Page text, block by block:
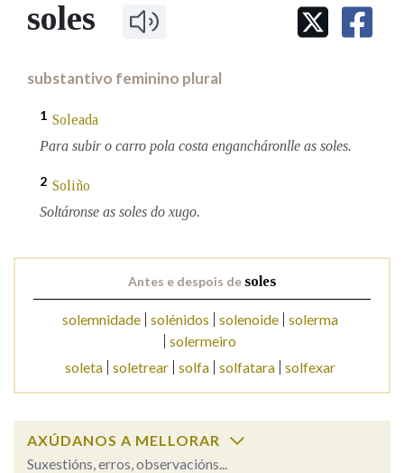
IDENTIDADE CORPORATIVA
MARCIAL DEL ADALID
BAZÁN
FIGURAS HOMENAXEADAS
60 ANOS DLG
Facebook
TwitterYoutubeInstagram
Bluesky
BUSCAR NOS LEMAS
Remata por
BUSCAR NO CONTIDO
Nas definicións
soles
substantivo feminino plural
1 Soleada
Para subir o carro pola costa engancháronlle as soles.
2 Soliño
Soltáronse as soles do xugo.
Antes e despois de soles
solemnidade solénidos solenoide
solerma
solermeiro
soleta
soletrear solfa solfatara solfexar
AXÚDANOS A MELLORAR
Suxestións, erros, observacións...